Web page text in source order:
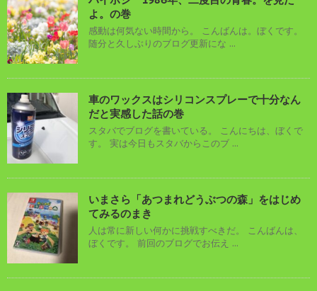
よ。の巻
感動は何気ない時間から。 こんばんは。ぼくです。
随分と久しぶりのブログ更新にな ...
車のワックスはシリコンスプレーで十分なん
だと実感した話の巻
スタバでブログを書いている。 こんにちは、ぼくで
す。 実は今日もスタバからこのブ ...
いまさら「あつまれどうぶつの森」をはじめ
てみるのまき
人は常に新しい何かに挑戦すべきだ。 こんばんは、
ぼくです。 前回のブログでお伝え ...